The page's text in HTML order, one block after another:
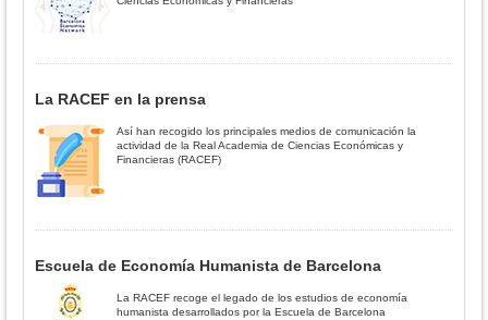
La RACEF en la prensa
Así han recogido los principales medios de comunicación la
actividad de la Real Academia de Ciencias Económicas y
Financieras (RACEF)
Escuela de Economía Humanista de Barcelona
La RACEF recoge el legado de los estudios de economía
humanista desarrollados por la Escuela de Barcelona